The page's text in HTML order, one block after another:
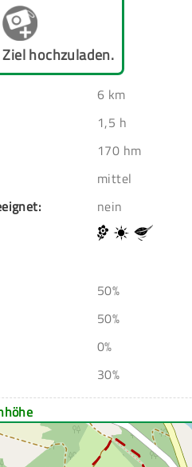
hochzuladen.
6 km
1,5 h
170 hm
mittel
nein
50%
50%
0%
30%